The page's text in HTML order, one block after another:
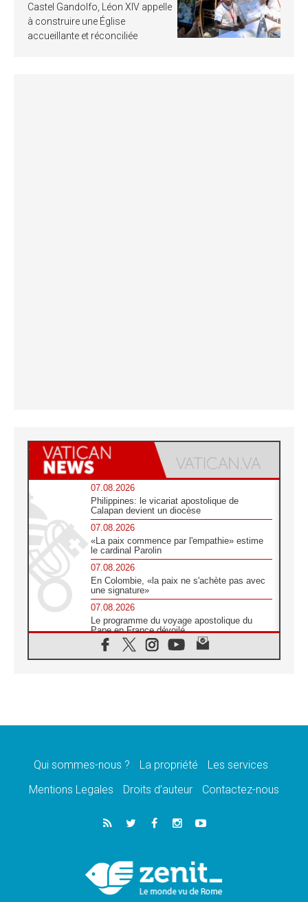
Castel Gandolfo, Léon XIV appelle
à construire une Église
accueillante et réconciliée
07.08.2026
Philippines: le vicariat apostolique de
Calapan devient un diocèse
07.08.2026
«La paix commence par l'empathie» estime
le cardinal Parolin
07.08.2026
En Colombie, «la paix ne s'achète pas avec
une signature»
07.08.2026
Le programme du voyage apostolique du
Pape en France dévoilé
07.08.2026
1ère Conférence continentale sur l'éducation
07.08.2026
07.08.2026
lancement des «dix jours de prière pour la
06.08.2026
Préparatifs des JMJ 2027 à Séoul: «c'est
Chrétiens et confucéens: respect et sagesse
pour relever les «défis urgents»
Qui sommes-nous ? La propriété
Les services
Mentions Legales
Droits d’auteur Contactez-nous